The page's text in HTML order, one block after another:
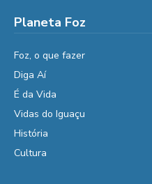
Planeta Foz
Foz, o que fazer
Diga Aí
É da Vida
Vidas do Iguaçu
História
Cultura